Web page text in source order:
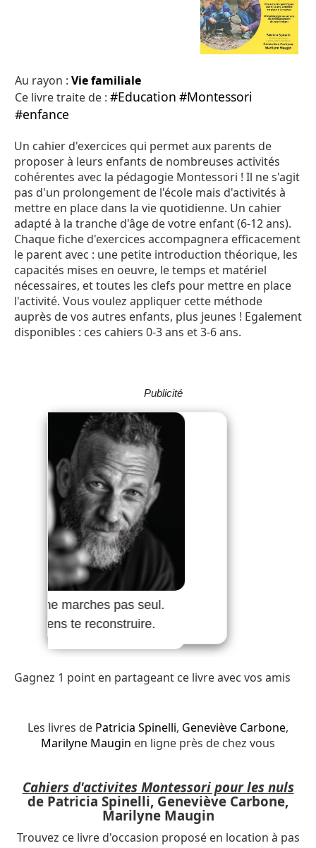
Au rayon : Vie familiale
Ce livre traite de : #Education #Montessori
#enfance
Un cahier d'exercices qui permet aux parents de
proposer à leurs enfants de nombreuses activités
cohérentes avec la pédagogie Montessori ! Il ne s'agit
pas d'un prolongement de l'école mais d'activités à
mettre en place dans la vie quotidienne. Un cahier
adapté à la tranche d'âge de votre enfant (6-12 ans).
Chaque fiche d'exercices accompagnera efficacement
le parent avec : une petite introduction théorique, les
capacités mises en oeuvre, le temps et matériel
nécessaires, et toutes les clefs pour mettre en place
l'activité. Vous voulez appliquer cette méthode
auprès de vos autres enfants, plus jeunes ! Egalement
disponibles : ces cahiers 0-3 ans et 3-6 ans.
Gagnez 1 point en partageant ce livre avec vos amis
Les livres de Patricia Spinelli, Geneviève Carbone,
Marilyne Maugin en ligne près de chez vous
Cahiers d'activites Montessori pour les nuls
de Patricia Spinelli, Geneviève Carbone,
Marilyne Maugin
Trouvez ce livre d'occasion proposé en location à pas